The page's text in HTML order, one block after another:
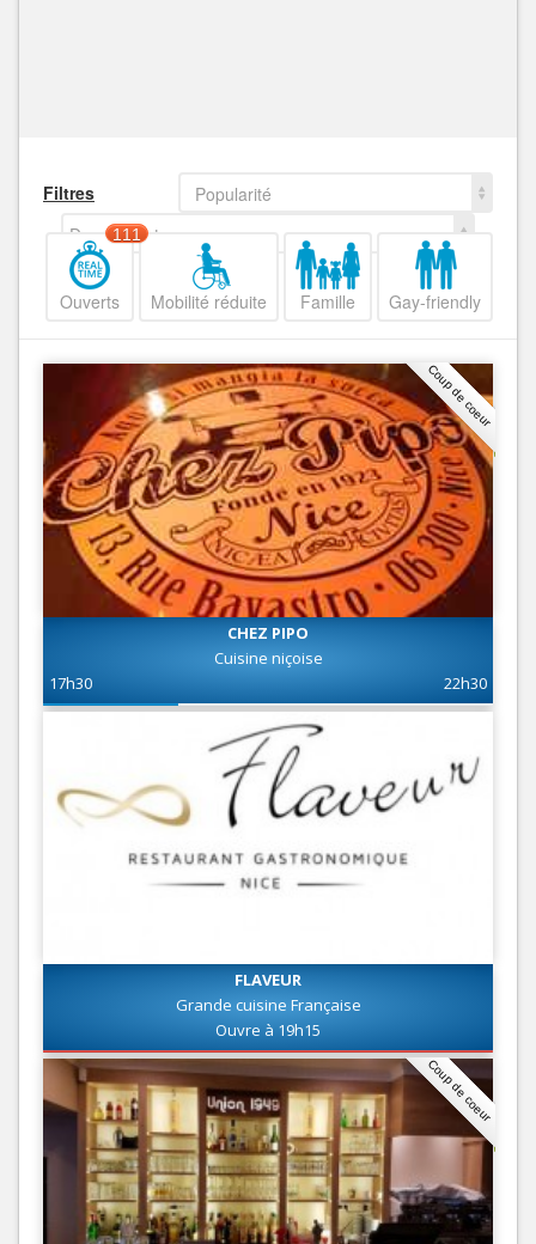
Filtres
Popularité
Decroissant
Ouverts
111
Mobilité réduite Famille Gay-friendly
Coup de coeur
CHEZ PIPO
Cuisine niçoise
17h30
22h30
FLAVEUR
Grande cuisine Française
Ouvre à 19h15
Coup de coeur